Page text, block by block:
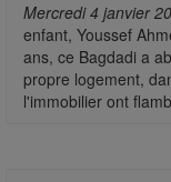
Mercredi 4 janvier
enfant, Youssef
ans, ce Bagdadi a
propre logement,
l'immobilier ont